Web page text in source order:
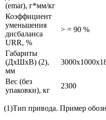
(еmar), г*мм/кг
Коэффициент
уменьшения
дисбаланса
URR, %
> = 90 %
Габариты
(ДхШхВ) (2),
мм
Вес (без
упаковки), кг
2300
(1)Тип привода. Пример